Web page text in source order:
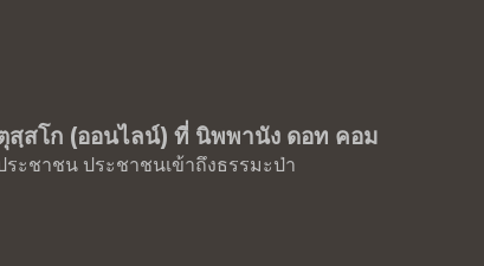
สโก (ออนไลน์) ที่ นิพพานัง ดอท คอม
ระชาชน ประชาชนเข้าถึงธรรมะป่า
า…มรดกธรรมะป่า
ญและธรรมคำสอน: บุญรวมศรัทธ